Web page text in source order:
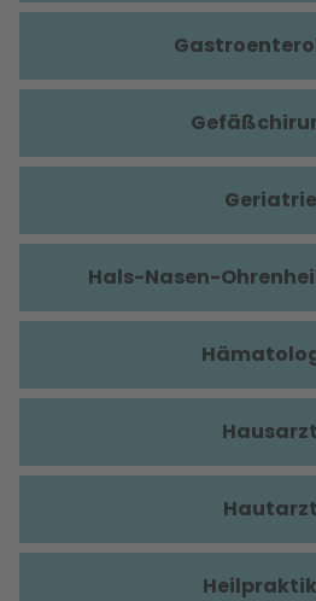
Geriatrie
Hals-Nasen-
Hausarzt
Hautarzt